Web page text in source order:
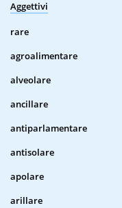
Aggettivi
rare
agroalimentare
alveolare
ancillare
antiparlamentare
antisolare
apolare
arillare